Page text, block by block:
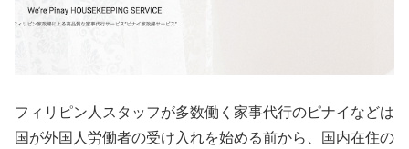
フィリピン人スタッフが多数働く家事代行のピナイなどは
国が外国人労働者の受け入れを始める前から、国内在住の